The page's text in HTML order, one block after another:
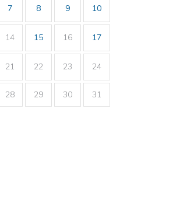
7 8 9 10
14 15 16 17
21 22 23 24
28 29 30 31